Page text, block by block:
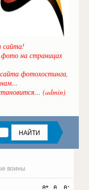
сайта!
на страницах
фотохостинга,
(admin)
воины